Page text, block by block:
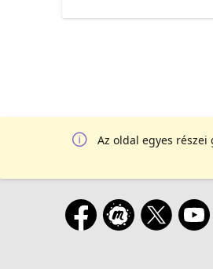
Az oldal egyes